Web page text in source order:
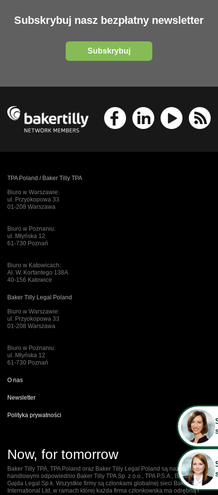
Subskrybuj nasz bezpłatny newsletter
Subskrybuj
TPA Poland / Baker Tilly TPA
Biuro w Warszawie:
ul. Przyokopowa 33
01-208 Warszawa
Biuro w Poznaniu:
ul. Młyńska 12
61-730 Poznań
Biuro w Katowicach:
Al. W. Korfantego 138A
40-156 Katowice
Baker Tilly Legal Poland
Biuro w Warszawie:
ul. Przyokopowa 33
01-208 Warszawa
Biuro w Poznaniu:
ul. Młyńska 12
61-730 Poznań
O nas
Newsletter
Polityka prywatności
Now, for tomorrow
Baker Tilly TPA, TPA Poland oraz Baker Tilly Legal Poland są nazwami
handlowymi odpowiednio Baker Tilly TPA Sp. z o.o., TPA P.S.A., Baker Tilly
Gajda Legal Sp.k. Wszystkie firmy są członkami globalnej sieci Baker Tilly
International Ltd, w ramach której każda firma członkowska ma odrębną i